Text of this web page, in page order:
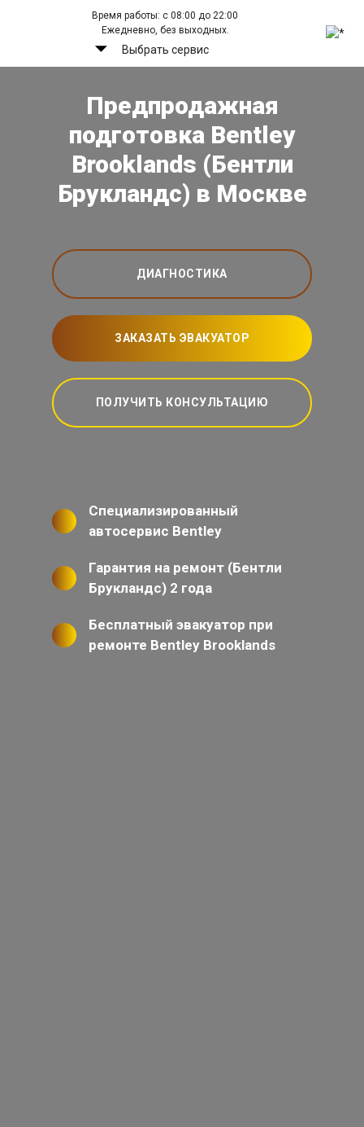
Время работы: с 08:00 до 22:00
Ежедневно, без выходных.
Выбрать сервис
Предпродажная
подготовка Bentley
Brooklands (Бентли
Брукландс) в Москве
ДИАГНОСТИКА
ЗАКАЗАТЬ ЭВАКУАТОР
ПОЛУЧИТЬ КОНСУЛЬТАЦИЮ
Специализированный
автосервис Bentley
Гарантия на ремонт (Бентли
Брукландс) 2 года
Бесплатный эвакуатор при
ремонте Bentley Brooklands